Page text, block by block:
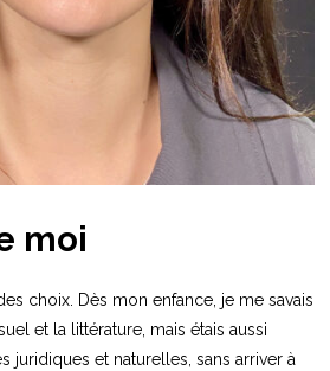
moi
choix. Dès mon enfance, je me savais
et la littérature, mais étais aussi
juridiques et naturelles, sans arriver à